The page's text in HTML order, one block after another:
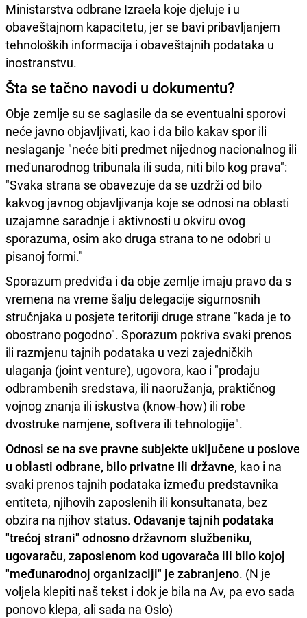
Ministarstva odbrane Izraela koje djeluje i u
obaveštajnom kapacitetu, jer se bavi pribavljanjem
tehnoloških informacija i obaveštajnih podataka u
inostranstvu.
Šta se tačno navodi u dokumentu?
Obje zemlje su se saglasile da se eventualni sporovi
neće javno objavljivati, kao i da bilo kakav spor ili
neslaganje "neće biti predmet nijednog nacionalnog ili
međunarodnog tribunala ili suda, niti bilo kog prava":
"Svaka strana se obavezuje da se uzdrži od bilo
kakvog javnog objavljivanja koje se odnosi na oblasti
uzajamne saradnje i aktivnosti u okviru ovog
sporazuma, osim ako druga strana to ne odobri u
pisanoj formi."
Sporazum predviđa i da obje zemlje imaju pravo da s
vremena na vreme šalju delegacije sigurnosnih
stručnjaka u posjete teritoriji druge strane "kada je to
obostrano pogodno". Sporazum pokriva svaki prenos
ili razmjenu tajnih podataka u vezi zajedničkih
ulaganja (joint venture), ugovora, kao i "prodaju
odbrambenih sredstava, ili naoružanja, praktičnog
vojnog znanja ili iskustva (know-how) ili robe
dvostruke namjene, softvera ili tehnologije".
Odnosi se na sve pravne subjekte uključene u poslove
u oblasti odbrane, bilo privatne ili državne, kao i na
svaki prenos tajnih podataka između predstavnika
entiteta, njihovih zaposlenih ili konsultanata, bez
obzira na njihov status. Odavanje tajnih podataka
"trećoj strani" odnosno državnom službeniku,
ugovaraču, zaposlenom kod ugovarača ili bilo kojoj
"međunarodnoj organizaciji" je zabranjeno. (N je
voljela klepiti naš tekst i dok je bila na Av, pa evo sada
ponovo klepa, ali sada na Oslo)